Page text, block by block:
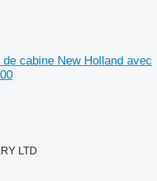
cabine New Holland avec
LTD